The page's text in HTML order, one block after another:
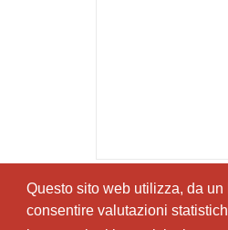
Questo sito web utilizza, da
consentire valutazioni
Questo sito web utilizza, da
consentire valutazioni